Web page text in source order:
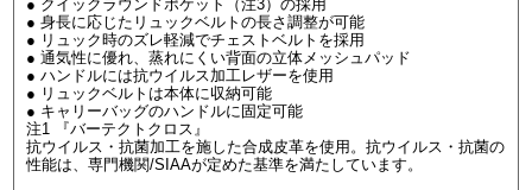
● クイックラウンドポケット（注3）の採用
● 身長に応じたリュックベルトの長さ調整が可能
● リュック時のズレ軽減でチェストベルトを採用
● 通気性に優れ、蒸れにくい背面の立体メッシュパッド
● ハンドルには抗ウイルス加工レザーを使用
● リュックベルトは本体に収納可能
● キャリーバッグのハンドルに固定可能
注1 『バーテクトクロス』
抗ウイルス・抗菌加工を施した合成皮革を使用。抗ウイルス・抗菌の
性能は、専門機関/SIAAが定めた基準を満たしています。